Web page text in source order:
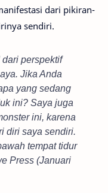
dari pikiran-
sendiri.
perspektif
Jika Anda
yang sedang
ini? Saya juga
ini, karena
diri saya sendiri.
tempat tidur
Press (Januari